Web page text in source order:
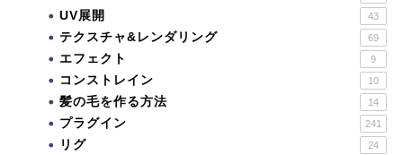
UV展開 43
テクスチャ&レンダリング 69
エフェクト 9
コンストレイン 10
髪の毛を作る方法 14
プラグイン 241
リグ 24